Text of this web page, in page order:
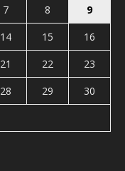
7 8
9
14 15
16
21 22
23
28 29
30